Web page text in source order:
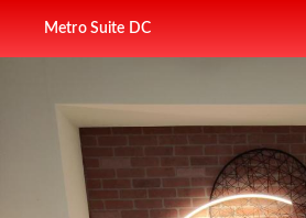
Metro Suite DC